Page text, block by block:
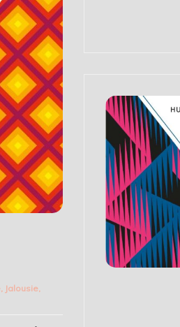
, Jalousie,